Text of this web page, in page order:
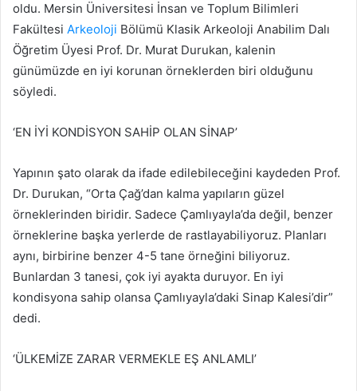
oldu. Mersin Üniversitesi İnsan ve Toplum Bilimleri
Fakültesi Arkeoloji Bölümü Klasik Arkeoloji Anabilim Dalı
Öğretim Üyesi Prof. Dr. Murat Durukan, kalenin
günümüzde en iyi korunan örneklerden biri olduğunu
söyledi.
‘EN İYİ KONDİSYON SAHİP OLAN SİNAP’
Yapının şato olarak da ifade edilebileceğini kaydeden Prof.
Dr. Durukan, “Orta Çağ’dan kalma yapıların güzel
örneklerinden biridir. Sadece Çamlıyayla’da değil, benzer
örneklerine başka yerlerde de rastlayabiliyoruz. Planları
aynı, birbirine benzer 4-5 tane örneğini biliyoruz.
Bunlardan 3 tanesi, çok iyi ayakta duruyor. En iyi
kondisyona sahip olansa Çamlıyayla’daki Sinap Kalesi’dir”
dedi.
‘ÜLKEMİZE ZARAR VERMEKLE EŞ ANLAMLI’